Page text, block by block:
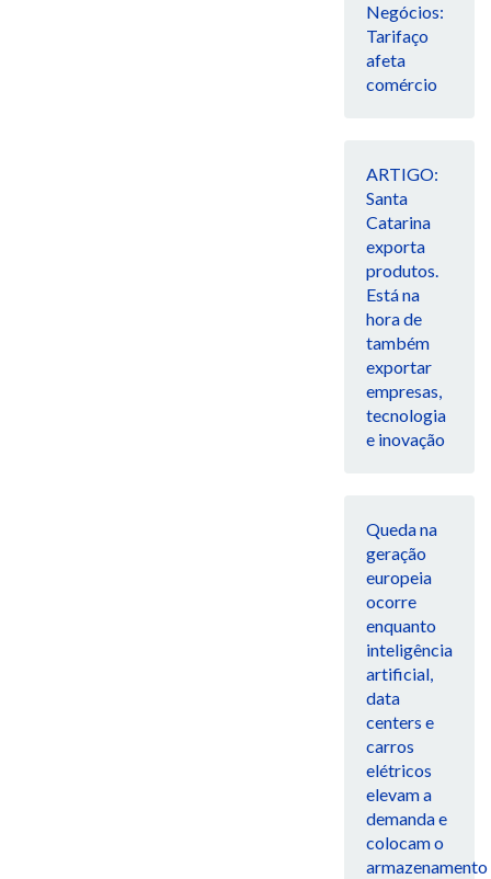
Negócios:
Tarifaço
afeta
comércio
ARTIGO:
Santa
Catarina
exporta
produtos.
Está na
hora de
também
exportar
empresas,
tecnologia
e inovação
Queda na
geração
europeia
ocorre
enquanto
inteligência
artificial,
data
centers e
carros
elétricos
elevam a
demanda e
colocam o
armazenamento